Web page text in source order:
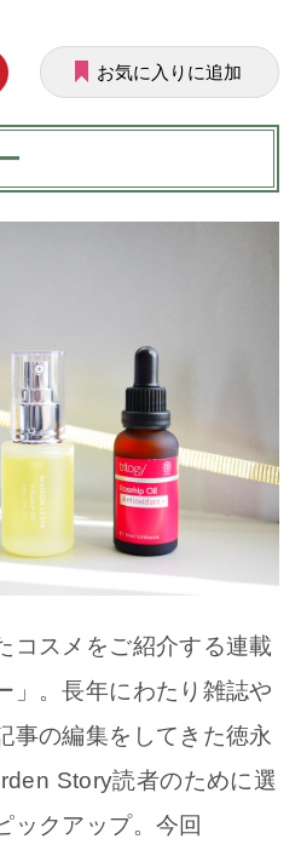
お気に入りに追加
コスメをご紹介する連載
」。長年にわたり雑誌や
事の編集をしてきた徳永
Story読者のために選
ックアップ。今回